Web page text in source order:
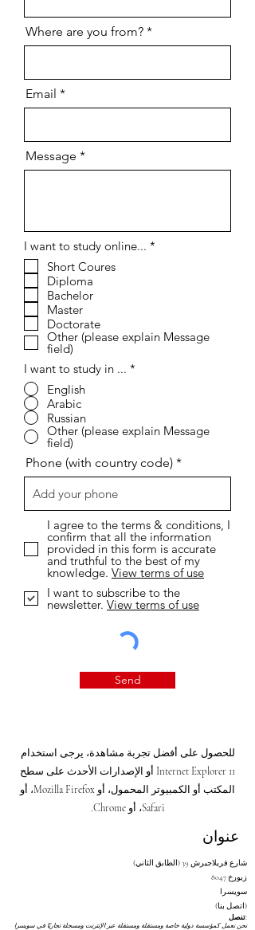
Where are you from?
Email
Message
I want to study online... *
Short Coures
Diploma
Bachelor
Master
Doctorate
Other (please explain Message
field)
I want to study in ... *
English
Arabic
Russian
Other (please explain Message
field)
Phone (with country code)
I agree to the terms & conditions, I
confirm that all the information
provided in this form is accurate
and truthful to the best of my
knowledge. View terms of use
I want to subscribe to the
newsletter. View terms of use
Send
للحصول على أفضل تجربة مشاهدة، يرجى استخدام
Internet Explorer 11 أو الإصدارات الأحدث على سطح
المكتب أو الكمبيوتر المحمول، أو Mozilla Firefox، أو
Safari، أو Chrome.
عنوان
شارع فريلاجيرش 39 (الطابق الثاني)
8047 زيورخ
سويسرا
(اتصل بنا)
تنصل:
نحن نعمل كمؤسسة دولية خاصة ومستقلة ومستقلة عبر الإنترنت ومسجلة تجاريًا في سويسرا